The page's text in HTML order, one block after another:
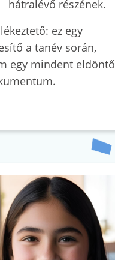
hátralévő részének.
ez egy
a tanév során,
egy mindent eldöntő